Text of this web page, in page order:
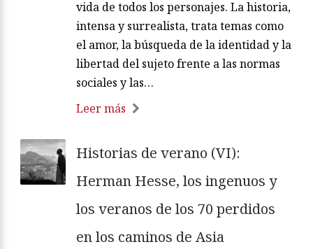
vida de todos los personajes. La historia,
intensa y surrealista, trata temas como
el amor, la búsqueda de la identidad y la
libertad del sujeto frente a las normas
sociales y las…
Leer más
Historias de verano (VI):
Herman Hesse, los ingenuos y
los veranos de los 70 perdidos
en los caminos de Asia